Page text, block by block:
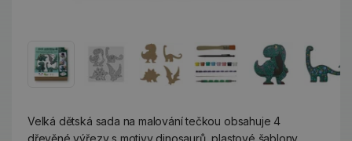
Velká dětská sada na malování tečkou obsahuje 4
dřevěné výřezy s motivy dinosaurů, plastové šablony,